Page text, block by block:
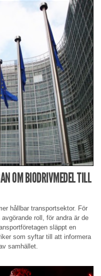
OM BIODRIVMEDEL TILL
hållbar transportsektor. För
roll, för andra är de
släppt en
som syftar till att informera
samhället.